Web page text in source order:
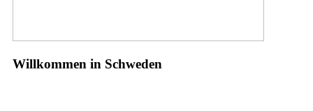
Willkommen in Schweden